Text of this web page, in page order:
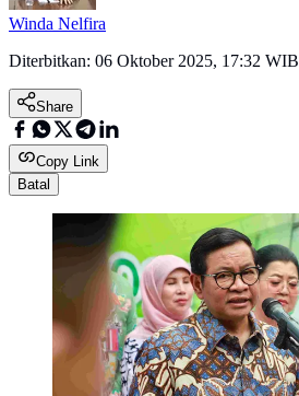
Winda Nelfira
Diterbitkan: 06 Oktober 2025, 17:32 WIB
Share
Copy Link
Batal